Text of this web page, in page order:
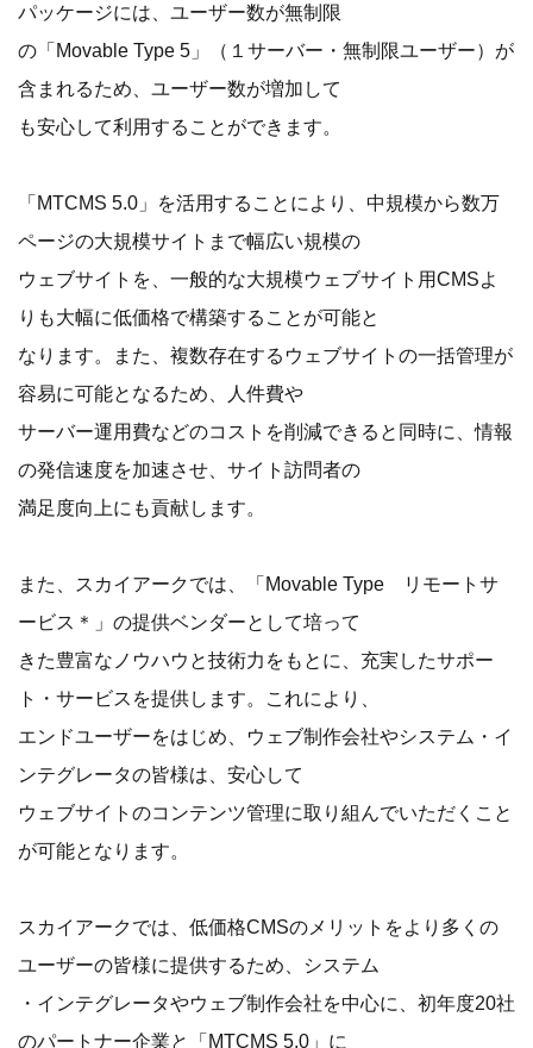
パッケージには、ユーザー数が無制限
の「Movable Type 5」（１サーバー・無制限ユーザー）が
含まれるため、ユーザー数が増加して
も安心して利用することができます。
「MTCMS 5.0」を活用することにより、中規模から数万
ページの大規模サイトまで幅広い規模の
ウェブサイトを、一般的な大規模ウェブサイト用CMSよ
りも大幅に低価格で構築することが可能と
なります。また、複数存在するウェブサイトの一括管理が
容易に可能となるため、人件費や
サーバー運用費などのコストを削減できると同時に、情報
の発信速度を加速させ、サイト訪問者の
満足度向上にも貢献します。
また、スカイアークでは、「Movable Type リモートサ
ービス＊」の提供ベンダーとして培って
きた豊富なノウハウと技術力をもとに、充実したサポー
ト・サービスを提供します。これにより、
エンドユーザーをはじめ、ウェブ制作会社やシステム・イ
ンテグレータの皆様は、安心して
ウェブサイトのコンテンツ管理に取り組んでいただくこと
が可能となります。
スカイアークでは、低価格CMSのメリットをより多くの
ユーザーの皆様に提供するため、システム
・インテグレータやウェブ制作会社を中心に、初年度20社
のパートナー企業と「MTCMS 5.0」に